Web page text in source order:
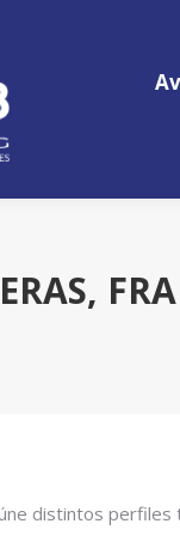
distintos perfiles